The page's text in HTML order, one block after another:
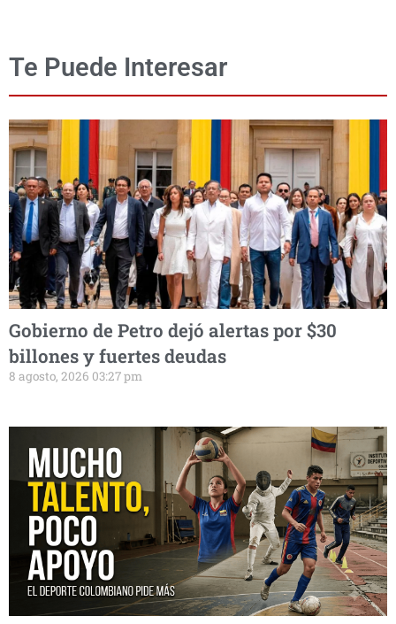
Te Puede Interesar
Gobierno de Petro dejó alertas por $30
billones y fuertes deudas
8 agosto, 2026 03:27 pm